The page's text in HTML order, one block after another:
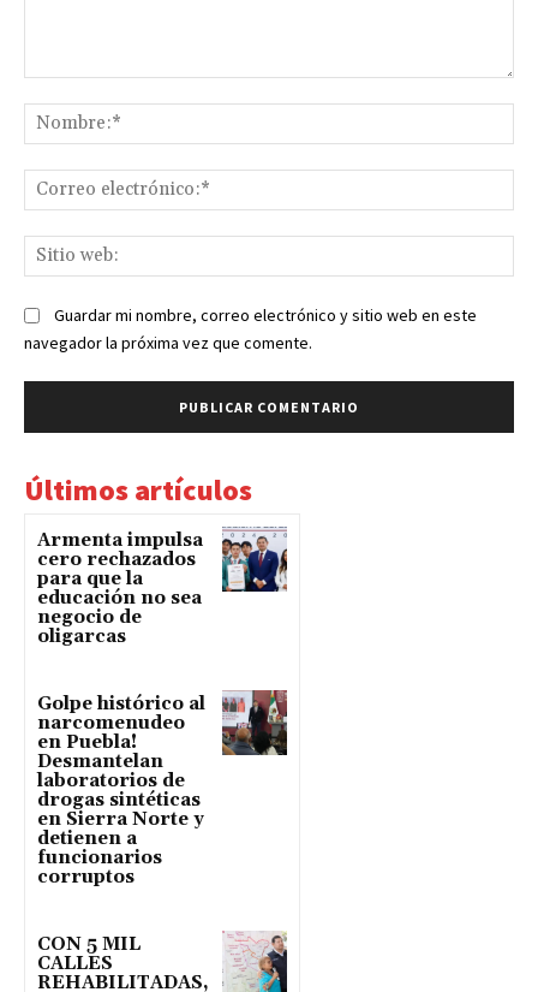
Guardar mi nombre, correo electrónico y sitio web en este
navegador la próxima vez que comente.
Últimos artículos
Armenta impulsa
cero rechazados
para que la
educación no sea
negocio de
oligarcas
Golpe histórico al
narcomenudeo
en Puebla!
Desmantelan
laboratorios de
drogas sintéticas
en Sierra Norte y
detienen a
funcionarios
corruptos
CON 5 MIL
CALLES
REHABILITADAS,